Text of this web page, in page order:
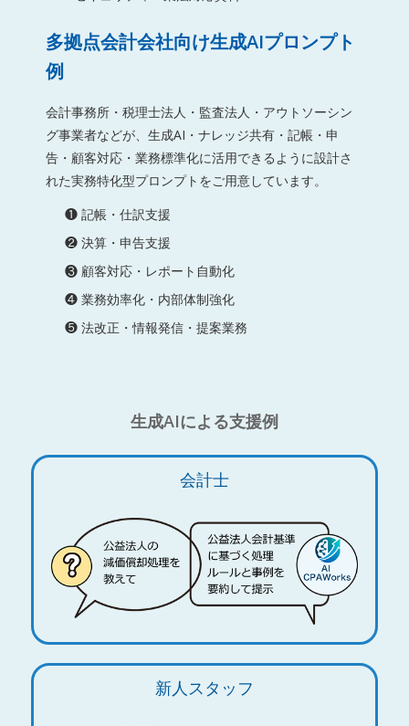
多拠点会計会社向け生成AIプロンプト
例
会計事務所・税理士法人・監査法人・アウトソーシン
グ事業者などが、生成AI・ナレッジ共有・記帳・申
告・顧客対応・業務標準化に活用できるように設計さ
れた実務特化型プロンプトをご用意しています。
❶ 記帳・仕訳支援
❷ 決算・申告支援
❸ 顧客対応・レポート自動化
❹ 業務効率化・内部体制強化
❺ 法改正・情報発信・提案業務
生成AIによる支援例
会計士
新人スタッフ